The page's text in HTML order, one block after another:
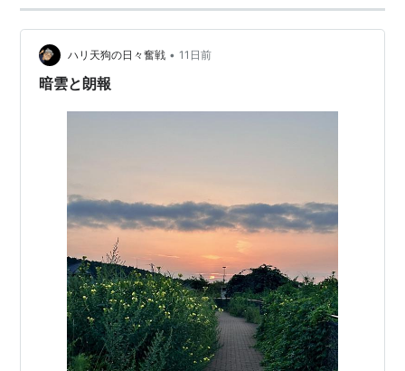
ハリ天狗の日々奮戦 • 11日前
暗雲と朗報